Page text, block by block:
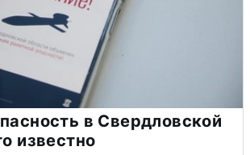
в Свердловской
известно